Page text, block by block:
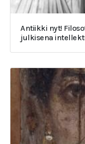
Antiikki nyt!
julkisena